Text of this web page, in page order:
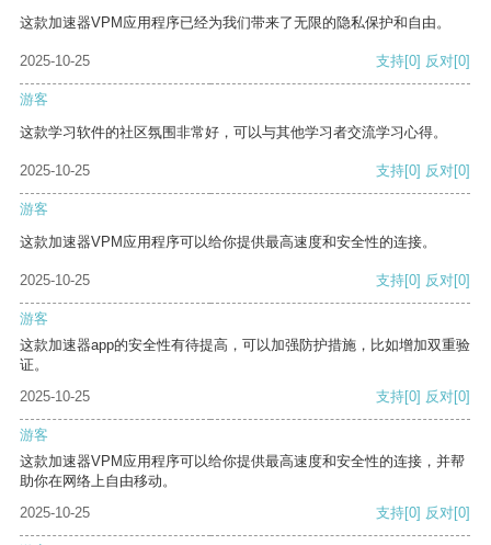
这款加速器VPM应用程序已经为我们带来了无限的隐私保护和自由。
2025-10-25 支持[0] 反对[0]
游客
这款学习软件的社区氛围非常好，可以与其他学习者交流学习心得。
2025-10-25 支持[0] 反对[0]
游客
这款加速器VPM应用程序可以给你提供最高速度和安全性的连接。
2025-10-25 支持[0] 反对[0]
游客
这款加速器app的安全性有待提高，可以加强防护措施，比如增加双重验
证。
2025-10-25
支持[0] 反对[0]
游客
这款加速器VPM应用程序可以给你提供最高速度和安全性的连接，并帮
助你在网络上自由移动。
2025-10-25
支持[0] 反对[0]